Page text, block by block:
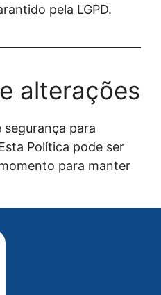
pela LGPD.
alterações
para
Política pode ser
para manter